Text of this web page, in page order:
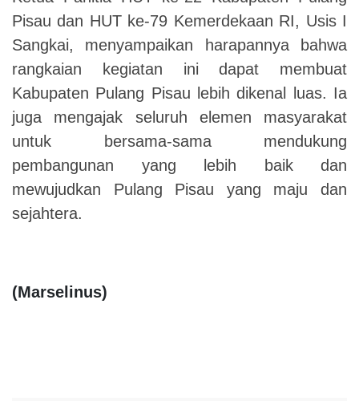
Pisau dan HUT ke-79 Kemerdekaan RI, Usis I
Sangkai, menyampaikan harapannya bahwa
rangkaian kegiatan ini dapat membuat
Kabupaten Pulang Pisau lebih dikenal luas. Ia
juga mengajak seluruh elemen masyarakat
untuk bersama-sama mendukung
pembangunan yang lebih baik dan
mewujudkan Pulang Pisau yang maju dan
sejahtera.
(Marselinus)